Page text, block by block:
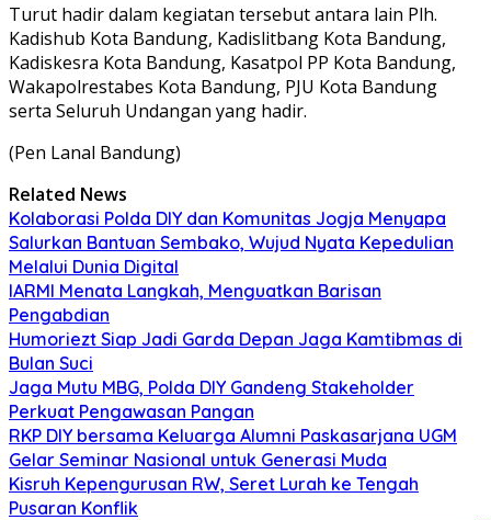
Turut hadir dalam kegiatan tersebut antara lain Plh.
Kadishub Kota Bandung, Kadislitbang Kota Bandung,
Kadiskesra Kota Bandung, Kasatpol PP Kota Bandung,
Wakapolrestabes Kota Bandung, PJU Kota Bandung
serta Seluruh Undangan yang hadir.
(Pen Lanal Bandung)
Related News
Kolaborasi Polda DIY dan Komunitas Jogja Menyapa
Salurkan Bantuan Sembako, Wujud Nyata Kepedulian
Melalui Dunia Digital
IARMI Menata Langkah, Menguatkan Barisan
Pengabdian
Humoriezt Siap Jadi Garda Depan Jaga Kamtibmas di
Bulan Suci
Jaga Mutu MBG, Polda DIY Gandeng Stakeholder
Perkuat Pengawasan Pangan
RKP DIY bersama Keluarga Alumni Paskasarjana UGM
Gelar Seminar Nasional untuk Generasi Muda
Kisruh Kepengurusan RW, Seret Lurah ke Tengah
Pusaran Konflik